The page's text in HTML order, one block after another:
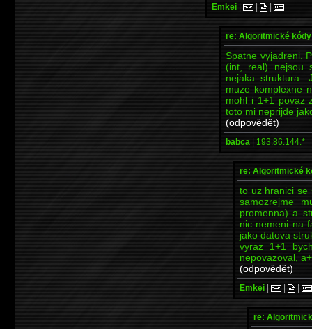
Emkei | | |
re: Algoritmické kódy
Spatne vyjadreni.
(int, real) nejsou
nejaka struktura.
muze komplexne
mohl i 1+1 povaz
toto mi neprijde
(odpovědět)
babca | 193.86.144.*
re: Algoritmické
to uz hranici se
samozrejme
promenna) a
nic nemeni na
jako datova
vyraz 1+1
nepovazoval,
(odpovědět)
Emkei | | |
re: